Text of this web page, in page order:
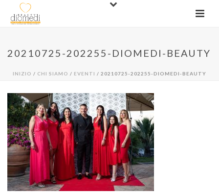
20210725-202255-DIOMEDI-BEAUTY
INIZIO / CHI SIAMO / EVENTI / 20210725-202255-DIOMEDI-BEAUTY